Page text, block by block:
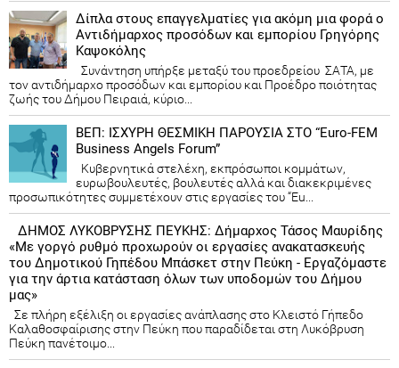
Δίπλα στους επαγγελματίες για ακόμη μια φορά ο
Αντιδήμαρχος προσόδων και εμπορίου Γρηγόρης
Καψοκόλης
Συνάντηση υπήρξε μεταξύ του προεδρείου ΣΑΤΑ, με
τον αντιδήμαρχο προσόδων και εμπορίου και Προέδρο ποιότητας
ζωής του Δήμου Πειραιά, κύριο...
ΒΕΠ: ΙΣΧΥΡΗ ΘΕΣΜΙΚΗ ΠΑΡΟΥΣΙΑ ΣΤΟ “Euro-FEM
Business Angels Forum”
Κυβερνητικά στελέχη, εκπρόσωποι κομμάτων,
ευρωβουλευτές, βουλευτές αλλά και διακεκριμένες
προσωπικότητες συμμετέχουν στις εργασίες του “Eu...
ΔΗΜΟΣ ΛΥΚΟΒΡΥΣΗΣ ΠΕΥΚΗΣ: Δήμαρχος Τάσος Μαυρίδης
«Με γοργό ρυθμό προχωρούν οι εργασίες ανακατασκευής
του Δημοτικού Γηπέδου Μπάσκετ στην Πεύκη - Εργαζόμαστε
για την άρτια κατάσταση όλων των υποδομών του Δήμου
μας»
Σε πλήρη εξέλιξη οι εργασίες ανάπλασης στο Κλειστό Γήπεδο
Καλαθοσφαίρισης στην Πεύκη που παραδίδεται στη Λυκόβρυση
Πεύκη πανέτοιμο...